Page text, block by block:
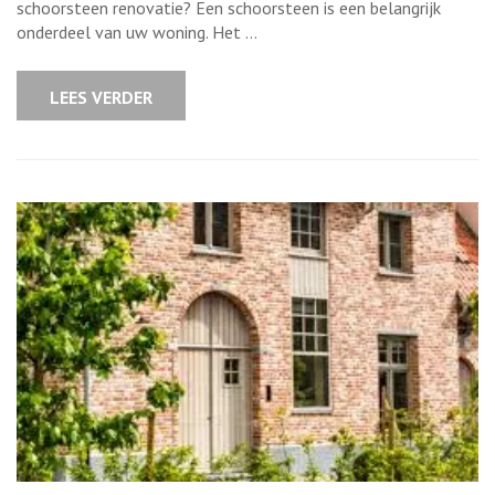
wat
kost
schoorsteen renovatie? Een schoorsteen is een belangrijk
onderdeel van uw woning. Het …
LEES VERDER